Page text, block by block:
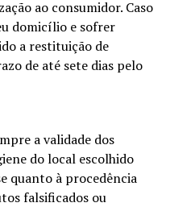
ao consumidor. Caso
domicílio e sofrer
a restituição de
de até sete dias pelo
a validade dos
do local escolhido
quanto à procedência
falsificados ou